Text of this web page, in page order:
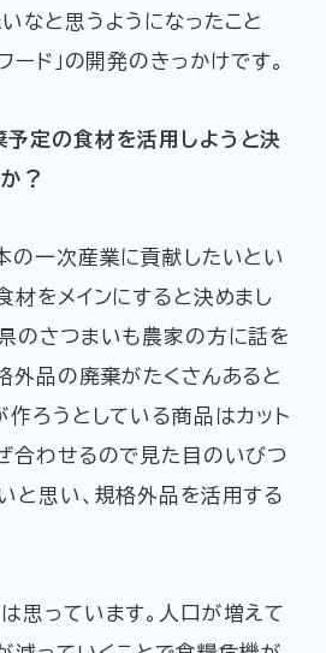
なと思うようになったこと
ード」の開発のきっかけです。
定の食材を活用しようと決
？
の一次産業に貢献したいとい
材をメインにすると決めまし
のさつまいも農家の方に話を
外品の廃棄がたくさんあると
作ろうとしている商品はカット
合わせるので見た目のいびつ
と思い、規格外品を活用する
思っています。人口が増えて